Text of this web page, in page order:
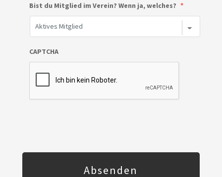
Bist du Mitglied im Verein? Wenn ja, welches? *
CAPTCHA